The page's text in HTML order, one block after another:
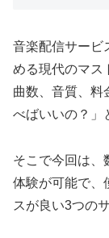
音楽配信サービ
める現代のマス
曲数、音質、料
べばいいの？」
そこで今回は、
体験が可能で、
スが良い3つの